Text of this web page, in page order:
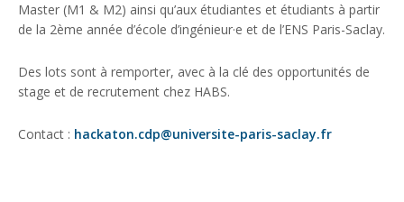
Master (M1 & M2) ainsi qu’aux étudiantes et étudiants à partir
de la 2ème année d’école d’ingénieur·e et de l’ENS Paris-Saclay.
Des lots sont à remporter, avec à la clé des opportunités de
stage et de recrutement chez HABS.
Contact : hackaton.cdp@universite-paris-saclay.fr